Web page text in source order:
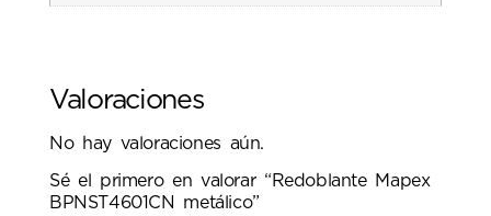
Valoraciones
No hay valoraciones aún.
Sé el primero en valorar “Redoblante Mapex
BPNST4601CN metálico”